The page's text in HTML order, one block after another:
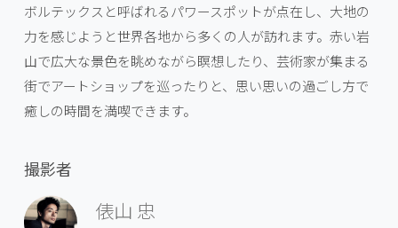
ボルテックスと呼ばれるパワースポットが点在し、大地の
力を感じようと世界各地から多くの人が訪れます。赤い岩
山で広大な景色を眺めながら瞑想したり、芸術家が集まる
街でアートショップを巡ったりと、思い思いの過ごし方で
癒しの時間を満喫できます。
撮影者
俵山 忠